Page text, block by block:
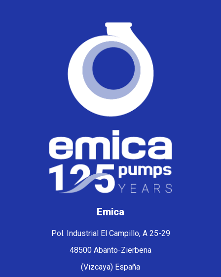
Emica
Pol. Industrial El Campillo, A 25-29
48500 Abanto-Zierbena
(Vizcaya) España